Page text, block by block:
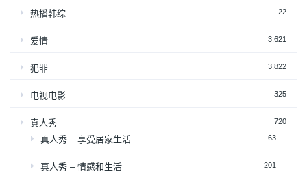
热播韩综 22
爱情 3,621
犯罪 3,822
电视电影 325
真人秀 720
真人秀 – 享受居家生活 63
真人秀 – 情感和生活 201